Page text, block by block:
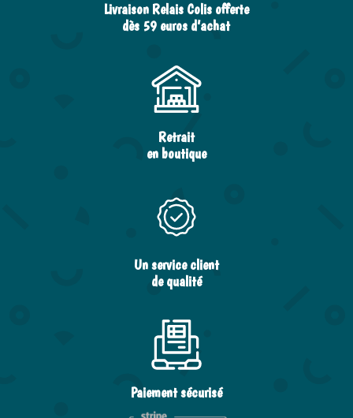
Livraison Relais Colis offerte
dès 59 euros d’achat
Retrait
en boutique
Un service client
de qualité
Paiement sécurisé